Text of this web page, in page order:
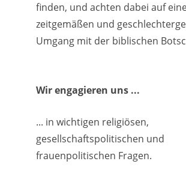
finden, und achten dabei auf
zeitgemäßen und
Umgang mit der biblischen
Wir engagieren uns ...
... in wichtigen religiösen,
gesellschaftspolitischen und
frauenpolitischen Fragen.